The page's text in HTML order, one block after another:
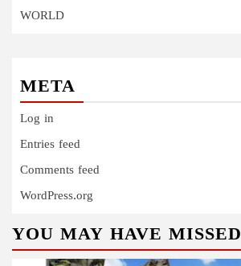
WORLD
META
Log in
Entries feed
Comments feed
WordPress.org
YOU MAY HAVE MISSED